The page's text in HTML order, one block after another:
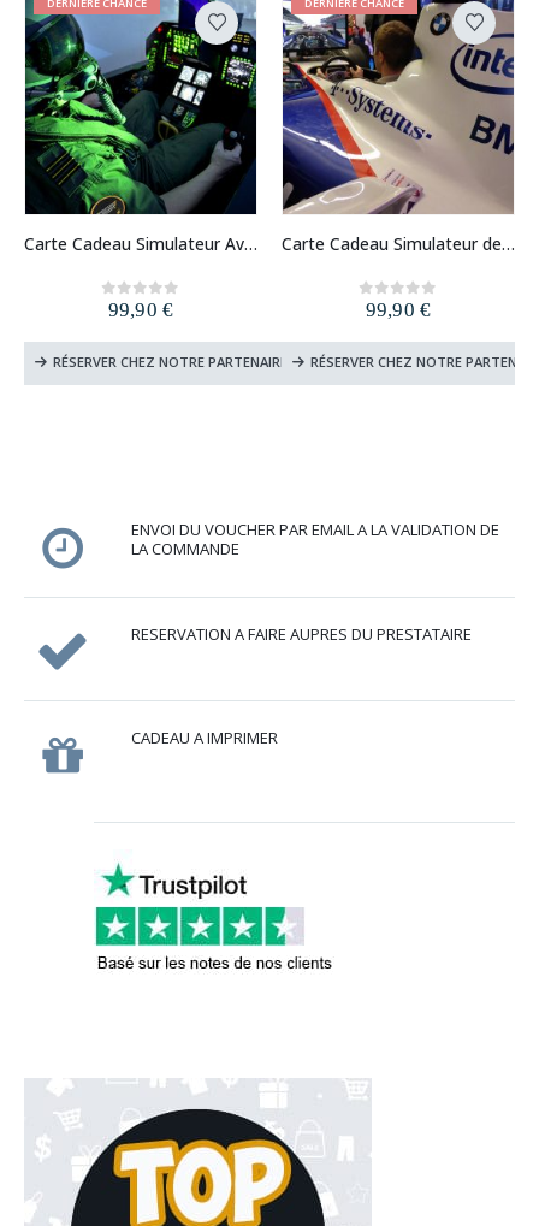
DERNIÈRE CHANCE
Carte Cadeau Simulateur Avion de Chasse
0out of 5
99,90 €
RÉSERVER CHEZ NOTRE PARTENAIRE
DERNIÈRE CHANCE
Carte Cadeau Simulateur de Vol et de Pilotage
0out of 5
99,90 €
RÉSERVER CHEZ NOTRE
ENVOI DU VOUCHER PAR EMAIL A LA VALIDATION DE
LA COMMANDE
RESERVATION A FAIRE AUPRES DU PRESTATAIRE
CADEAU A IMPRIMER